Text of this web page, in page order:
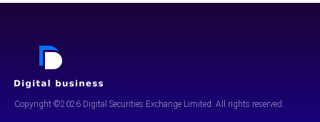
Copyright ©2026 Digital Securities Exchange Limited. All rights reserved.